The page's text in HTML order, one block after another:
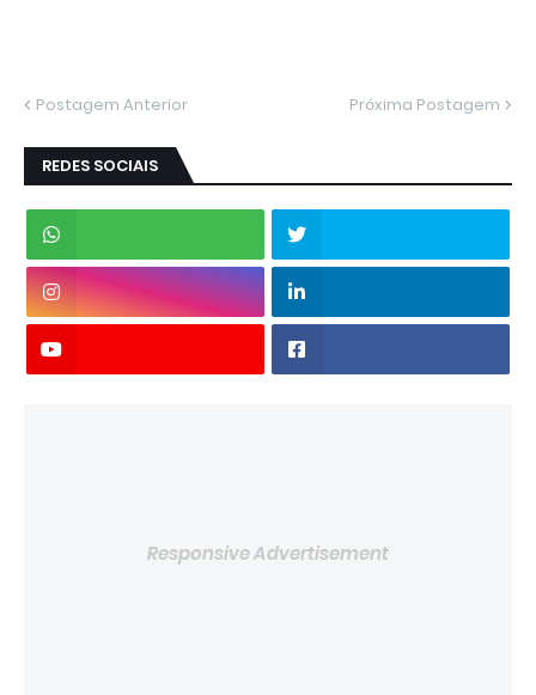
Postagem Anterior Próxima Postagem
REDES SOCIAIS
Responsive Advertisement